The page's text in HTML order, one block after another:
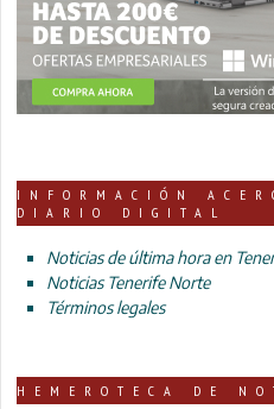
INFORMACIÓN
DIARIO DIGITAL
Noticias de última hora en
Noticias Tenerife Norte
Términos legales
HEMEROTECA DE